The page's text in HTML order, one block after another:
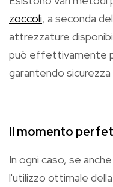
zoccoli, a seconda
attrezzature
può effettivamente
garantendo
Il momento
In ogni caso, se
l'utilizzo ottimale